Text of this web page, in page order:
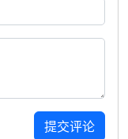
提交评论